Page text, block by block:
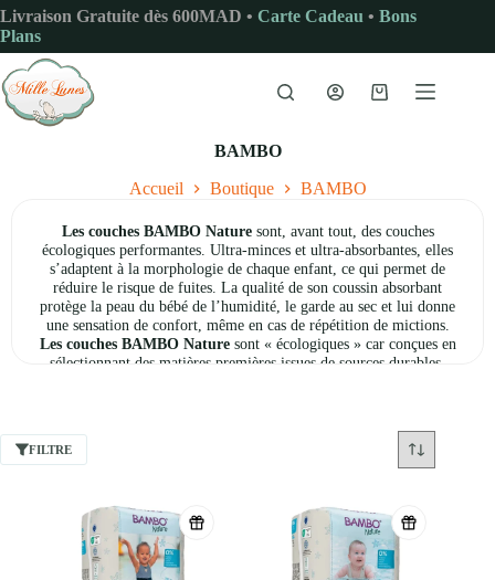
Passer
au
contenu
Livraison Gratuite dès 600MAD • Carte Cadeau • Bons
Plans
Panier
BAMBO
Accueil Boutique BAMBO
Les couches BAMBO Naturesont, avant tout, des couches
écologiques performantes. Ultra-minces et ultra-absorbantes, elles
s’adaptent à la morphologie de chaque enfant, ce qui permet de
réduire le risque de fuites. La qualité de son coussin absorbant
protège la peau du bébé de l’humidité, le garde au sec et lui donne
une sensation de confort, même en cas de répétition de mictions.
Les couches BAMBO Naturesont « écologiques » car conçues en
sélectionnant des matières premières issues de sources durables.
Les emballages de nos couches BAMBO Nature
sont également
conçus en prenant en compte des critères environnementaux. Les
FSC et OK Biobased.
Quand à des ingrédients potentiellement toxiques, aucune trace,
ces substances ne sont même pas détectables (VoirAnalyse
toxicologique Bambo Nature n°1049525F02).
FILTRE